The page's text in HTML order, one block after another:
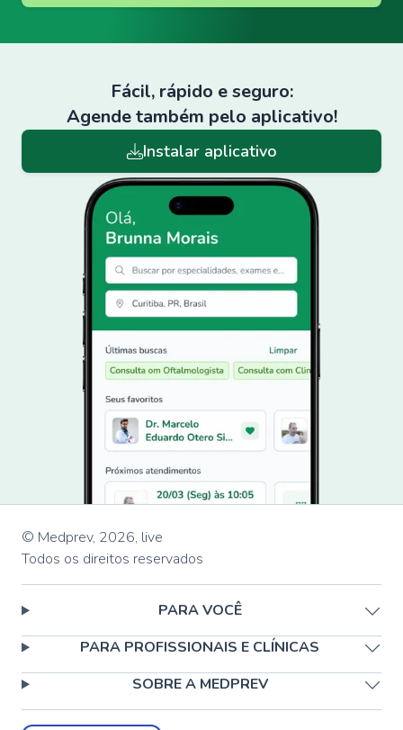
Fácil, rápido e seguro:
Agende também pelo aplicativo!
Instalar aplicativo
© Medprev, 2026, live
Todos os direitos reservados
PARA VOCÊ
PARA PROFISSIONAIS E CLÍNICAS
SOBRE A MEDPREV